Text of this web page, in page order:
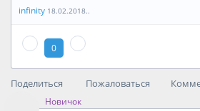
infinity 18.02.2018..
0
Поделиться Пожаловаться
Новичок